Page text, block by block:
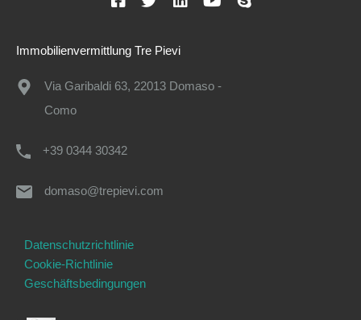
Immobilienvermittlung Tre Pievi
Via Garibaldi 63, 22013 Domaso -
Como
+39 0344 30342
domaso@trepievi.com
Datenschutzrichtlinie
Cookie-Richtlinie
Geschäftsbedingungen